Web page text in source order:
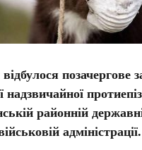
позачергове
районній
адміністрації.